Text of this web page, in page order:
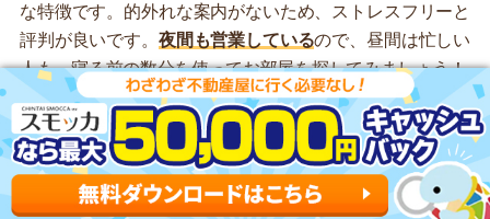
な特徴です。的外れな案内がないため、ストレスフリーと
評判が良いです。 夜間も営業しているので、昼間は忙しい
人も、寝る前の数分を使ってお部屋を探してみましょう！
LINEで気軽にお部屋を探せる！
スミカの公式LINEはこちら